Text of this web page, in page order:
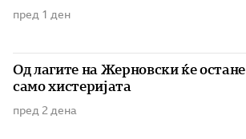
пред 1 ден
Од лагите на Жерновски ќе остане
само хистеријата
пред 2 дена